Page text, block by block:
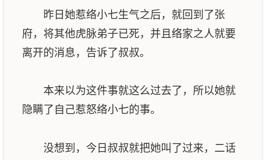
昨日她惹络小七生气之后，就回到了张
府，将其他虎脉弟子已死，并且络家之人就要
离开的消息，告诉了叔叔。
本来以为这件事就这么过去了，所以她就
隐瞒了自己惹怒络小七的事。
没想到，今日叔叔就把她叫了过来，二话